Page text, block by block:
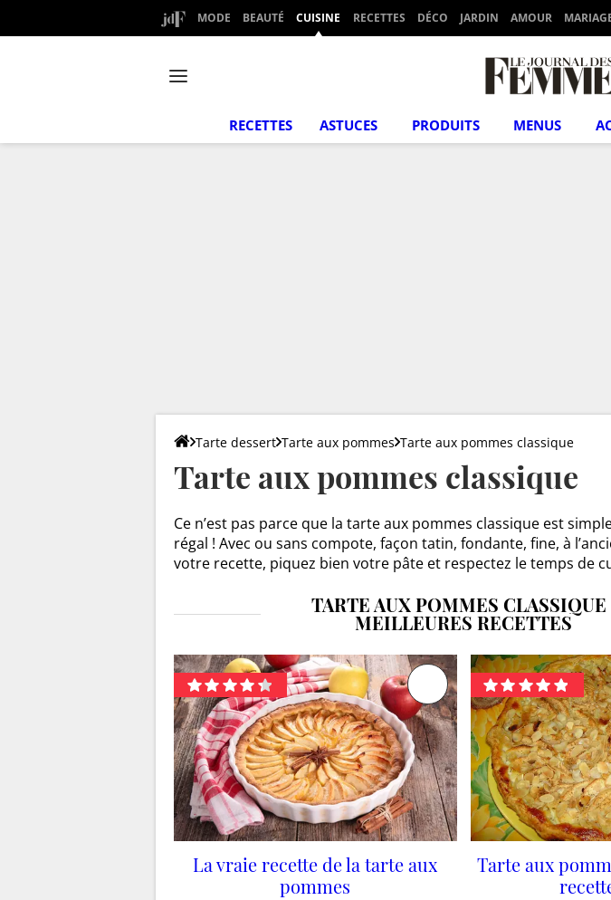
MODE BEAUTÉ CUISINE RECETTES DÉCO JARDIN AMOUR
RECETTES ASTUCES PRODUITS MENUS
Tarte dessert Tarte aux pommes Tarte aux pommes classique
Tarte aux pommes classique
Ce n’est pas parce que la tarte aux pommes classique est
régal ! Avec ou sans compote, façon tatin, fondante, fine, à
votre recette, piquez bien votre pâte et respectez le temps de
TARTE AUX POMMES CLASSIQUE
MEILLEURES RECETTES
La vraie recette de la tarte aux
pommes
Tarte aux